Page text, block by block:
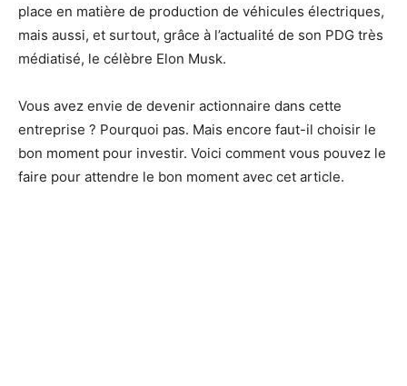
place en matière de production de véhicules électriques,
mais aussi, et surtout, grâce à l’actualité de son PDG très
médiatisé, le célèbre Elon Musk.
Vous avez envie de devenir actionnaire dans cette
entreprise ? Pourquoi pas. Mais encore faut-il choisir le
bon moment pour investir. Voici comment vous pouvez le
faire pour attendre le bon moment avec cet article.